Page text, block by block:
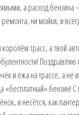
а расход бензина
ни мойки, и
трасс, а твой
Поздравляю
и ежа на трассе, а не
«бесплатный» бензин!
и несётся, как